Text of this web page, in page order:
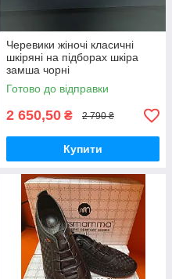
Черевики жіночі класичні
шкіряні на підборах шкіра
замша чорні
Готово до відправки
2 650,50 ₴ 2 790 ₴
Купити